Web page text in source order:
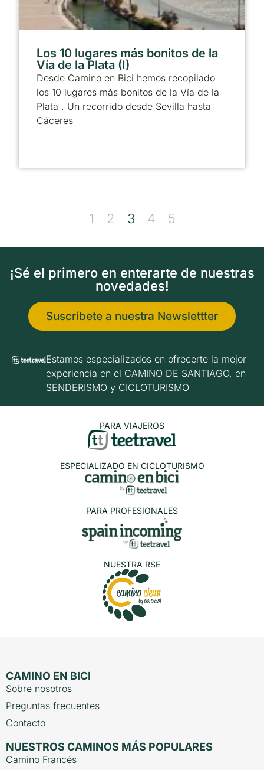
Los 10 lugares más bonitos de la
Vía de la Plata (I)
Desde Camino en Bici hemos recopilado
los 10 lugares más bonitos de la Vía de la
Plata . Un recorrido desde Sevilla hasta
Cáceres
1 2 3 4 5
¡Sé el primero en enterarte de nuestras
novedades!
Suscríbete a nuestra Newslettter
Estamos especializados en ofrecerte la mejor
experiencia en el CAMINO DE SANTIAGO, en
SENDERISMO y CICLOTURISMO
PARA VIAJEROS
ESPECIALIZADO EN CICLOTURISMO
PARA PROFESIONALES
NUESTRA RSE
CAMINO EN BICI
Sobre nosotros
Preguntas frecuentes
Contacto
NUESTROS CAMINOS MÁS POPULARES
Camino Francés